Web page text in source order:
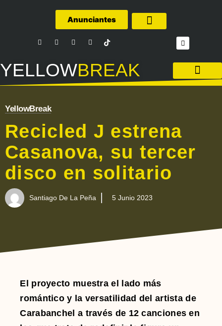
Anunciantes
YELLOWBREAK
YellowBreak
Recicled J estrena
Casanova, su tercer
disco en solitario
Santiago De La Peña 5 Junio 2023
El proyecto muestra el lado más
romántico y la versatilidad del artista de
Carabanchel a través de 12 canciones en